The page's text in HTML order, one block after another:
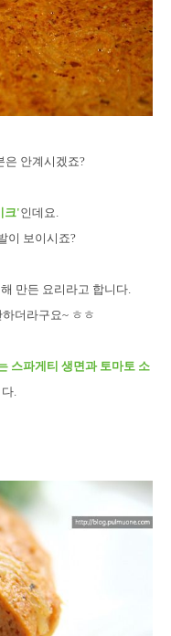
은 안계시겠죠?
크'인데요.
이 보이시죠?
만든 요리라고 합니다.
더라구요~ ㅎㅎ
스파게티 생면과 토마토 소
.